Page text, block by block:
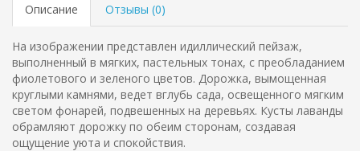
Описание Отзывы (0)
На изображении представлен идиллический пейзаж,
выполненный в мягких, пастельных тонах, с преобладанием
фиолетового и зеленого цветов. Дорожка, вымощенная
круглыми камнями, ведет вглубь сада, освещенного мягким
светом фонарей, подвешенных на деревьях. Кусты лаванды
обрамляют дорожку по обеим сторонам, создавая
ощущение уюта и спокойствия.